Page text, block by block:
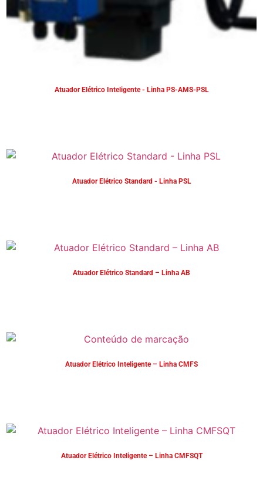
Atuador Elétrico Inteligente - Linha PS-AMS-PSL
Atuador Elétrico Standard - Linha PSL
Atuador Elétrico Standard – Linha AB
Atuador Elétrico Inteligente – Linha CMFS
Atuador Elétrico Inteligente – Linha CMFSQT